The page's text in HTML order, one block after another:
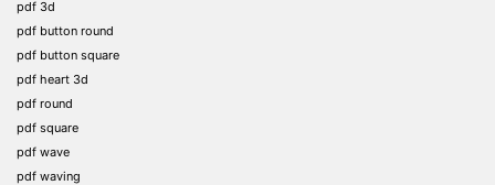
pdf 3d
pdf button round
pdf button square
pdf heart 3d
pdf round
pdf square
pdf wave
pdf waving